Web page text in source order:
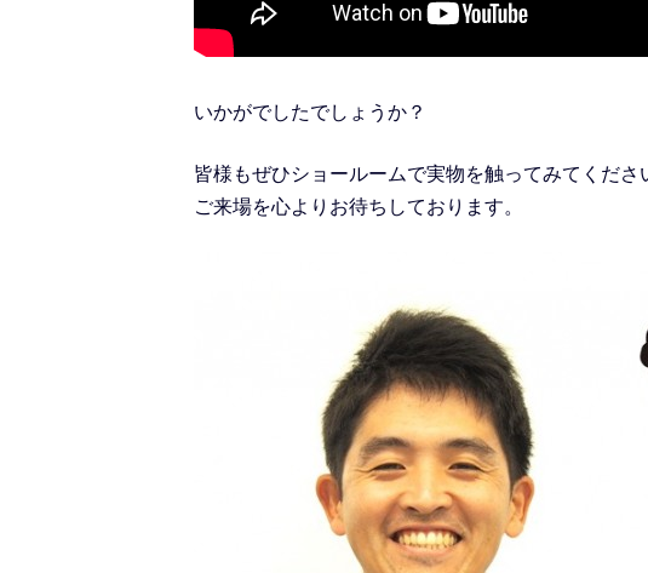
いかがでしたでしょうか？
皆様もぜひショールームで実物を触ってみてくださ
ご来場を心よりお待ちしております。